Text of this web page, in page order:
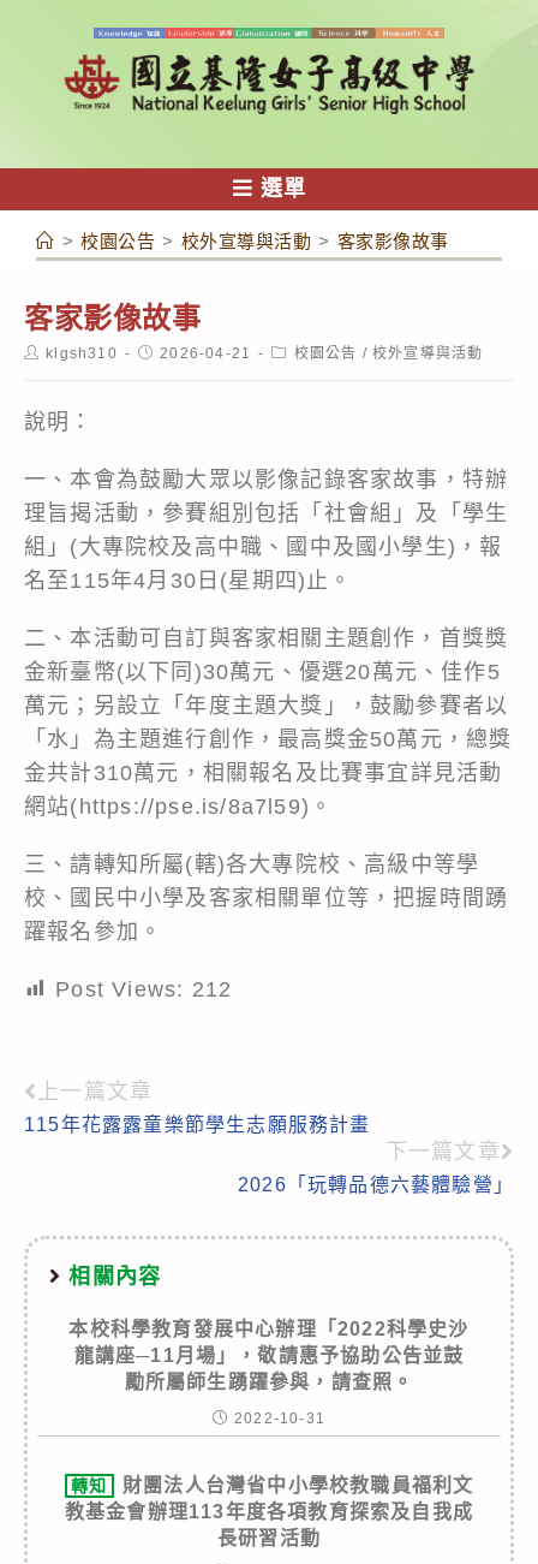
容
選單
> 校園公告 > 校外宣導與活動 > 客家影像故事
客家影像故事
Postklgsh310
Post2026-04-21
Post校園公告 / 校外宣導與活動
說明：
一、本會為鼓勵大眾以影像記錄客家故事，特辦
理旨揭活動，參賽組別包括「社會組」及「學生
組」(大專院校及高中職、國中及國小學生)，報
名至115年4月30日(星期四)止。
二、本活動可自訂與客家相關主題創作，首獎獎
金新臺幣(以下同)30萬元、優選20萬元、佳作5
萬元；另設立「年度主題大獎」，鼓勵參賽者以
「水」為主題進行創作，最高獎金50萬元，總獎
金共計310萬元，相關報名及比賽事宜詳見活動
網站(https://pse.is/8a7l59)。
三、請轉知所屬(轄)各大專院校、高級中等學
校、國民中小學及客家相關單位等，把握時間踴
躍報名參加。
Post Views: 212
Read
more
上一篇文章
115年花露露童樂節學生志願服務計畫
下一篇文章
2026「玩轉品德六藝體驗營」
相關內容
本校科學教育發展中心辦理「2022科學史沙
龍講座─11月場」，敬請惠予協助公告並鼓
勵所屬師生踴躍參與，請查照。
2022-10-31
轉知
財團法人台灣省中小學校教職員福利文
教基金會辦理113年度各項教育探索及自我成
長研習活動